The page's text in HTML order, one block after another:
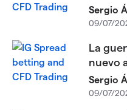
Sergio
09/07/
La
nuevo
Sergio
09/07/